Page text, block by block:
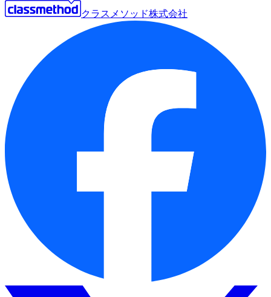
クラスメソッド株式会社